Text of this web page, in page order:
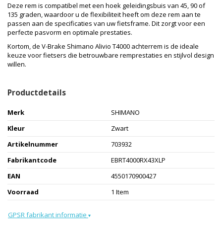
Deze rem is compatibel met een hoek geleidingsbuis van 45, 90 of
135 graden, waardoor u de flexibiliteit heeft om deze rem aan te
passen aan de specificaties van uw fietsframe. Dit zorgt voor een
perfecte pasvorm en optimale prestaties.
Kortom, de V-Brake Shimano Alivio T4000 achterrem is de ideale
keuze voor fietsers die betrouwbare remprestaties en stijlvol design
willen.
Productdetails
Merk
SHIMANO
Kleur
Zwart
Artikelnummer
703932
Fabrikantcode
EBRT4000RX43XLP
EAN
4550170900427
Voorraad
1 Item
GPSR fabrikant informatie ▾